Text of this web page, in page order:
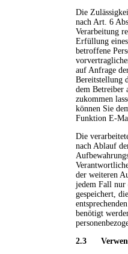
Die
nach Art. 6
Verarbeitung
Erfüllung
betroffene
auf Anfrage
Bereitstellung
dem Betreiber
zukommen
können Sie
Funktion E-
Die
nach Ablauf
der weiteren
jedem Fall nur
gespeichert,
benötigt
2.3